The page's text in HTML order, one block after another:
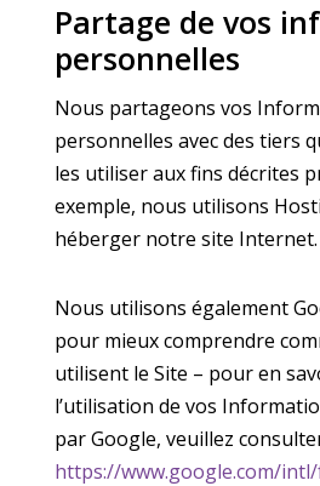
Partage de vos
personnelles
Nous partageons vos
personnelles avec des tiers
les utiliser aux fins décrites
exemple, nous utilisons
héberger notre site Internet.
Nous utilisons également
pour mieux comprendre
utilisent le Site – pour en
l’utilisation de vos
par Google, veuillez
https://www.google.com/